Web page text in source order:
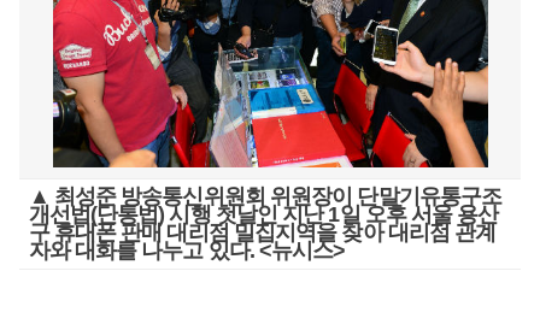
▲ 최성준 방송통신위원회 위원장이 단말기유통구조
개선법(단통법) 시행 첫날인 지난 1일 오후 서울 용산
구 휴대폰 판매 대리점 밀집지역을 찾아 대리점 관계
자와 대화를 나누고 있다. <뉴시스>